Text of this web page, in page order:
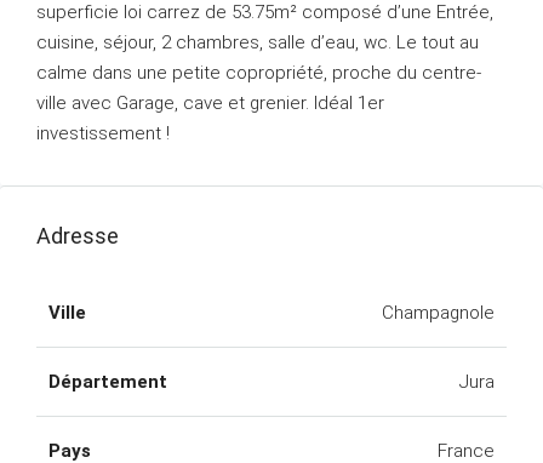
superficie loi carrez de 53.75m² composé d’une Entrée,
cuisine, séjour, 2 chambres, salle d’eau, wc. Le tout au
calme dans une petite copropriété, proche du centre-
ville avec Garage, cave et grenier. Idéal 1er
investissement !
Adresse
Ville Champagnole
Département Jura
Pays France